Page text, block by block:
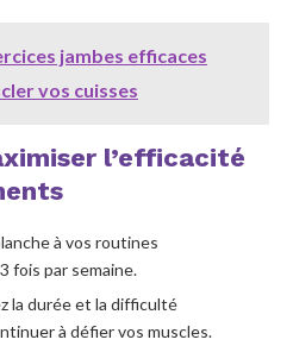
jambes efficaces
vos cuisses
l’efficacité
à vos routines
fois par semaine.
la durée et la difficulté
à défier vos muscles.